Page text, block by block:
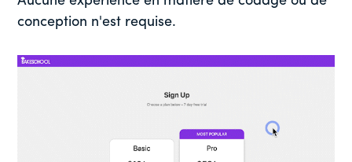
conception n'est requise.